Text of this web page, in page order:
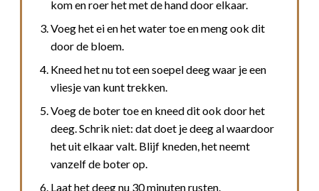
kom en roer het met de hand door elkaar.
Voeg het ei en het water toe en meng ook dit
door de bloem.
Kneed het nu tot een soepel deeg waar je een
vliesje van kunt trekken.
Voeg de boter toe en kneed dit ook door het
deeg. Schrik niet: dat doet je deeg al waardoor
het uit elkaar valt. Blijf kneden, het neemt
vanzelf de boter op.
Laat het deeg nu 30 minuten rusten.